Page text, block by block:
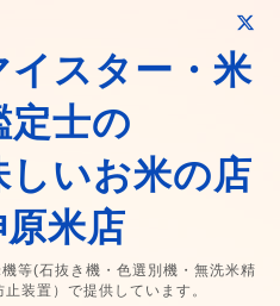
スター・米
定士の
しいお米の店
米店
等(石抜き機・色選別機・無洗米精
装置）で提供しています。